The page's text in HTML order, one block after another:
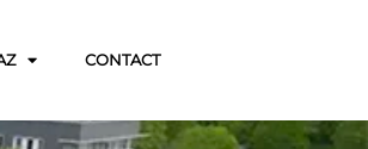
CONTACT